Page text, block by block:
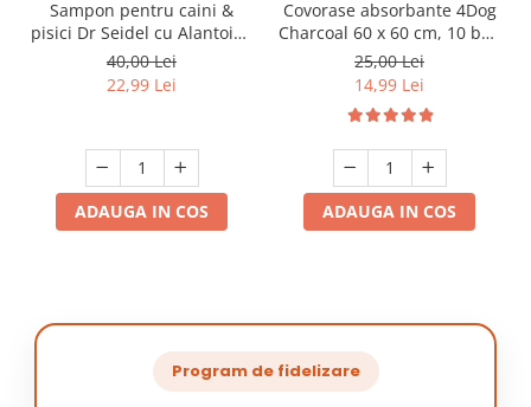
Sampon pentru caini &
pisici Dr Seidel cu Alantoina
220 ml
40,00 Lei
22,99 Lei
ADAUGA IN COS
Covorase absorbante 4Dog
Charcoal 60 x 60 cm, 10 buc
/ pachet
25,00 Lei
14,99 Lei
ADAUGA IN COS
Program de fidelizare